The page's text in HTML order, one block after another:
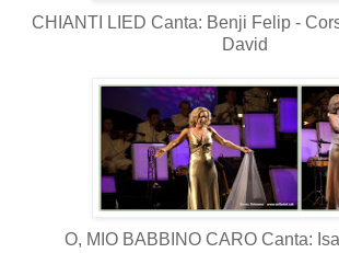
CHIANTI LIED Canta: Benji Felip -
David
O, MIO BABBINO CARO Canta: